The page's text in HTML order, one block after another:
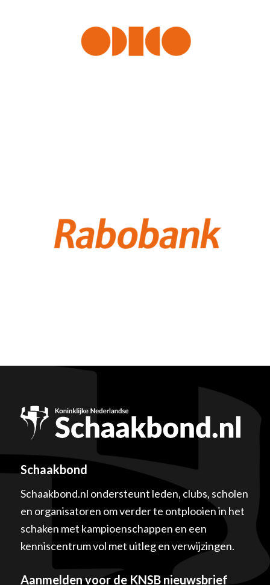
Schaakbond
Schaakbond.nl ondersteunt leden, clubs, scholen
en organisatoren om verder te ontplooien in het
schaken met kampioenschappen en een
kenniscentrum vol met uitleg en verwijzingen.
Aanmelden voor de KNSB nieuwsbrief